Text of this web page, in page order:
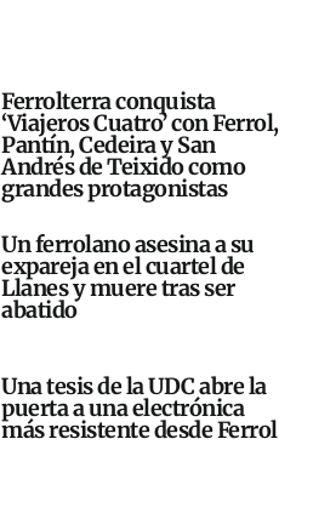
Ferrolterra conquista
‘Viajeros Cuatro’ con Ferrol,
Pantín, Cedeira y San
Andrés de Teixido como
grandes protagonistas
Un ferrolano asesina a su
expareja en el cuartel de
Llanes y muere tras ser
abatido
Una tesis de la UDC abre la
puerta a una electrónica
más resistente desde Ferrol